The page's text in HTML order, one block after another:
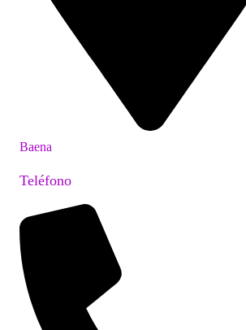
Baena
Teléfono